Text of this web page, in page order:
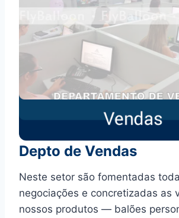
Depto de Vendas
Neste setor são fomentadas
negociações e concretizadas as
nossos produtos — balões